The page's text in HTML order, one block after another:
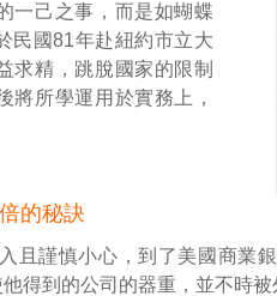
一己之事，而是如蝴蝶
民國81年赴紐約市立大
求精，跳脫國家的限制
將所學運用於實務上，
的秘訣
且謹慎小心，到了美國商業
得到的公司的器重，並不時